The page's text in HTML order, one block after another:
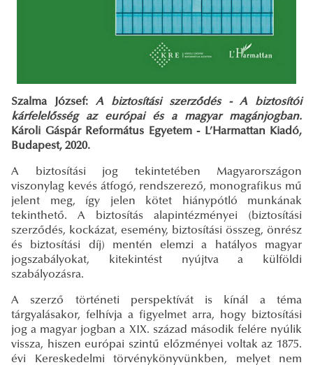
Szalma József: A biztosítási szerződés - A biztosítói
kárfelelősség az európai és a magyar magánjogban.
Károli Gáspár Református Egyetem - L’Harmattan Kiadó,
Budapest, 2020.
A biztosítási jog tekintetében Magyarországon
viszonylag kevés átfogó, rendszerező, monografikus mű
jelent meg, így jelen kötet hiánypótló munkának
tekinthető. A biztosítás alapintézményei (biztosítási
szerződés, kockázat, esemény, biztosítási összeg, önrész
és biztosítási díj) mentén elemzi a hatályos magyar
jogszabályokat, kitekintést nyújtva a külföldi
szabályozásra.
A szerző történeti perspektívát is kínál a téma
tárgyalásakor, felhívja a figyelmet arra, hogy biztosítási
jog a magyar jogban a XIX. század második felére nyúlik
vissza, hiszen európai szintű előzményei voltak az 1875.
évi Kereskedelmi törvénykönyvünkben, melyet nem